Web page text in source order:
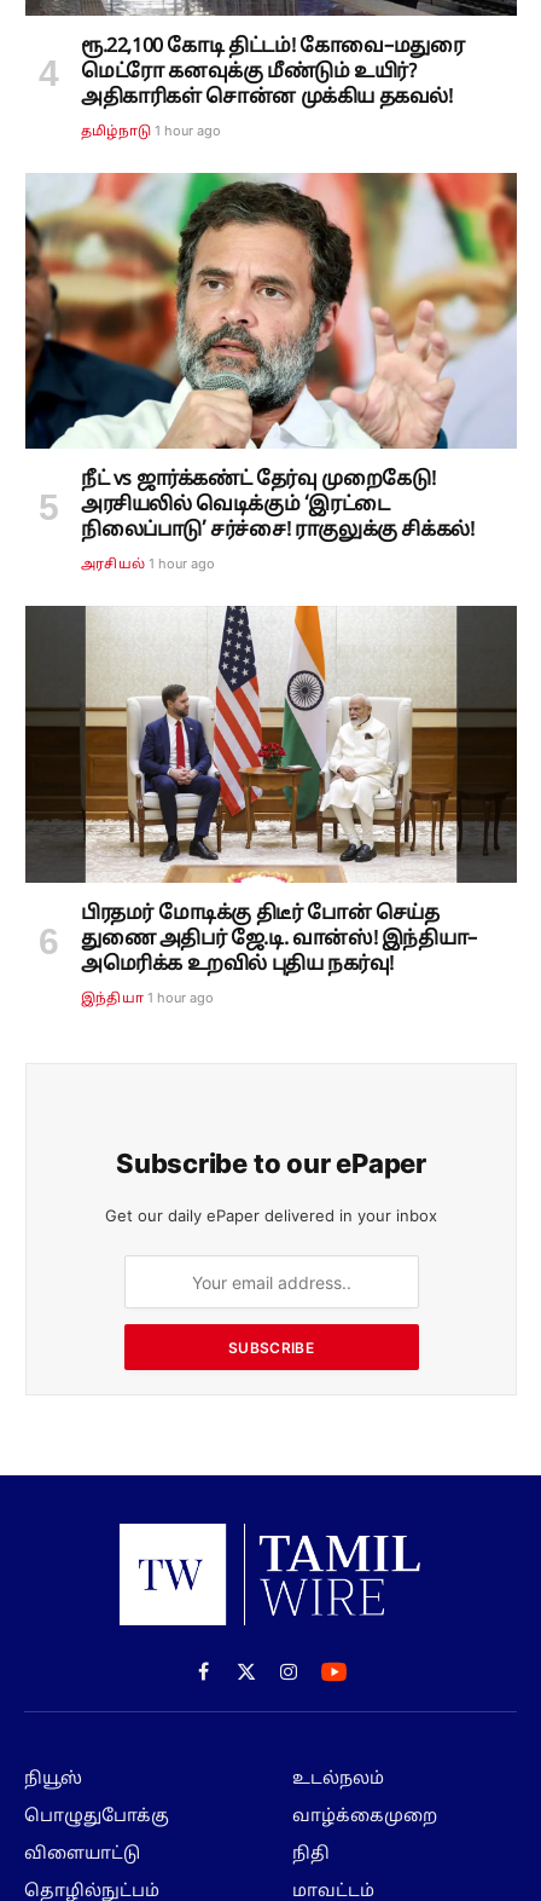
ரூ.22,100 கோடி திட்டம்! கோவை–மதுரை
மெட்ரோ கனவுக்கு மீண்டும் உயிர்?
அதிகாரிகள் சொன்ன முக்கிய தகவல்!
தமிழ்நாடு 1 hour ago
நீட் vs ஜார்க்கண்ட் தேர்வு முறைகேடு!
அரசியலில் வெடிக்கும் ‘இரட்டை
நிலைப்பாடு’ சர்ச்சை! ராகுலுக்கு சிக்கல்!
அரசியல் 1 hour ago
பிரதமர் மோடிக்கு திடீர் போன் செய்த
துணை அதிபர் ஜே.டி. வான்ஸ்! இந்தியா–
அமெரிக்க உறவில் புதிய நகர்வு!
இந்தியா 1 hour ago
Subscribe to our ePaper
Get our daily ePaper delivered in your inbox
SUBSCRIBE
Facebook
X
(Twitter)
Instagram
நியூஸ்
பொழுதுபோக்கு
விளையாட்டு
தொழில்நுட்பம்
உடல்நலம்
வாழ்க்கைமுறை
நிதி
மாவட்டம்